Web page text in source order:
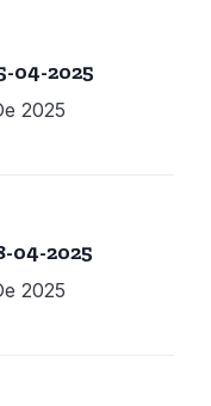
04-2025
2025
04-2025
2025